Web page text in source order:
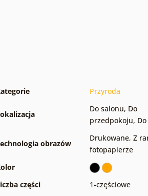
Przyroda
Do salonu, Do
przedpokoju,
obrazów
Drukowane, Z
fotopapierze
części
1-częściowe